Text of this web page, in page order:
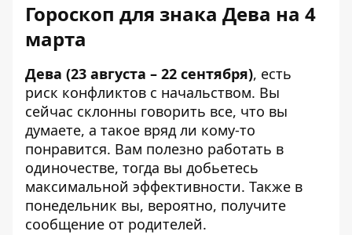
Гороскоп для знака Дева на 4
марта
Дева (23 августа – 22 сентября), есть
риск конфликтов с начальством. Вы
сейчас склонны говорить все, что вы
думаете, а такое вряд ли кому-то
понравится. Вам полезно работать в
одиночестве, тогда вы добьетесь
максимальной эффективности. Также в
понедельник вы, вероятно, получите
сообщение от родителей.